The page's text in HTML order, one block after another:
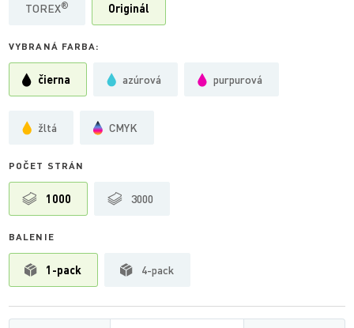
TOREX® Originál
VYBRANÁ FARBA:
čierna azúrová purpurová
žltá CMYK
POČET STRÁN
1000 3000
BALENIE
1-pack 4-pack
Množství